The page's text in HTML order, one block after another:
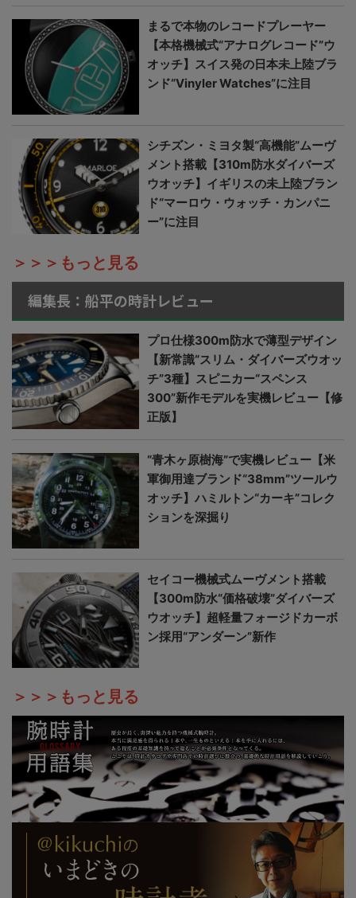
まるで本物のレコードプレーヤー
【本格機械式“アナログレコード”ウ
オッチ】スイス発の日本未上陸ブラ
ンド“Vinyler Watches”に注目
シチズン・ミヨタ製“高機能”ムーヴ
メント搭載【310m防水ダイバーズ
ウオッチ】イギリスの未上陸ブラン
ド“マーロウ・ウォッチ・カンパニ
ー”に注目
＞＞＞もっと見る
編集長：船平の時計レビュー
プロ仕様300m防水で薄型デザイン
【新常識“スリム・ダイバーズウオッ
チ”3種】スピニカー“スペンス
300”新作モデルを実機レビュー【修
正版】
“青木ヶ原樹海”で実機レビュー【米
軍御用達ブランド“38mm”ツールウ
オッチ】ハミルトン“カーキ”コレク
ションを深掘り
セイコー機械式ムーヴメント搭載
【300m防水“価格破壊”ダイバーズ
ウオッチ】超軽量フォージドカーボ
ン採用“アンダーン”新作
＞＞＞もっと見る